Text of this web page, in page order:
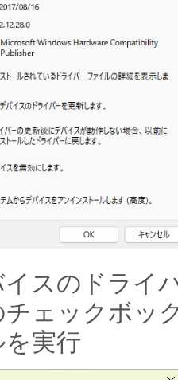
スのドライ
チェックボッ
実行